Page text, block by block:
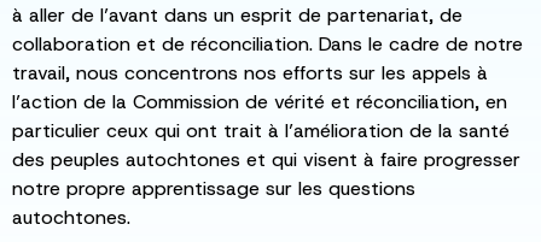
à aller de l’avant dans un esprit de partenariat, de
collaboration et de réconciliation. Dans le cadre de notre
travail, nous concentrons nos efforts sur les appels à
l’action de la Commission de vérité et réconciliation, en
particulier ceux qui ont trait à l’amélioration de la santé
des peuples autochtones et qui visent à faire progresser
notre propre apprentissage sur les questions
autochtones.